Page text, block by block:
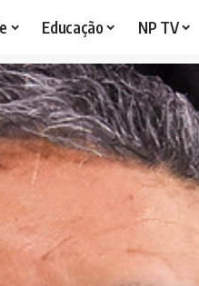
Educação NP TV